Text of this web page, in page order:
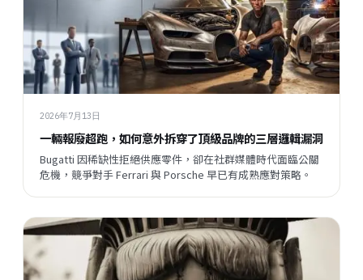
2026年7月13日
一輛報廢超跑，如何意外拆穿了頂級品牌的三層邏輯漏洞
Bugatti 因稀缺性拒絕供應零件，卻在社群媒體時代面臨公關
危機，競爭對手 Ferrari 與 Porsche 早已有成熟應對策略。